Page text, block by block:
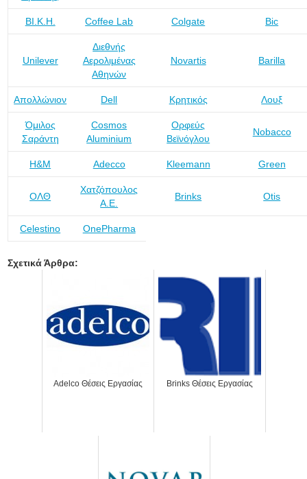
ΒΙ.Κ.Η. Coffee Lab Colgate Bic
Unilever
Διεθνής
Αερολιμένας
Αθηνών
Novartis Barilla
Απολλώνιον Dell Κρητικός Λουξ
Όμιλος
Σαράντη
Cosmos
Aluminium
Ορφεύς
Βεϊνόγλου
Nobacco
H&M Adecco Kleemann Green
ΟΛΘ
Χατζόπουλος
Α.Ε.
Brinks Otis
Celestino OnePharma
Σχετικά Άρθρα:
Adelco Θέσεις Εργασίας Brinks Θέσεις Εργασίας